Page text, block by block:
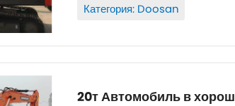
Категория: Doosan
20т Автомобиль в